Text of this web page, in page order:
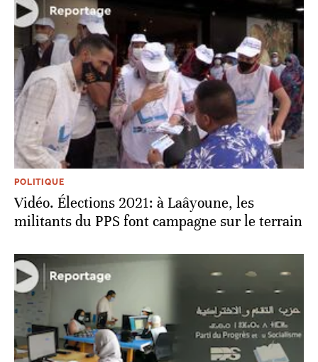
POLITIQUE
Vidéo. Élections 2021: à Laâyoune, les
militants du PPS font campagne sur le terrain